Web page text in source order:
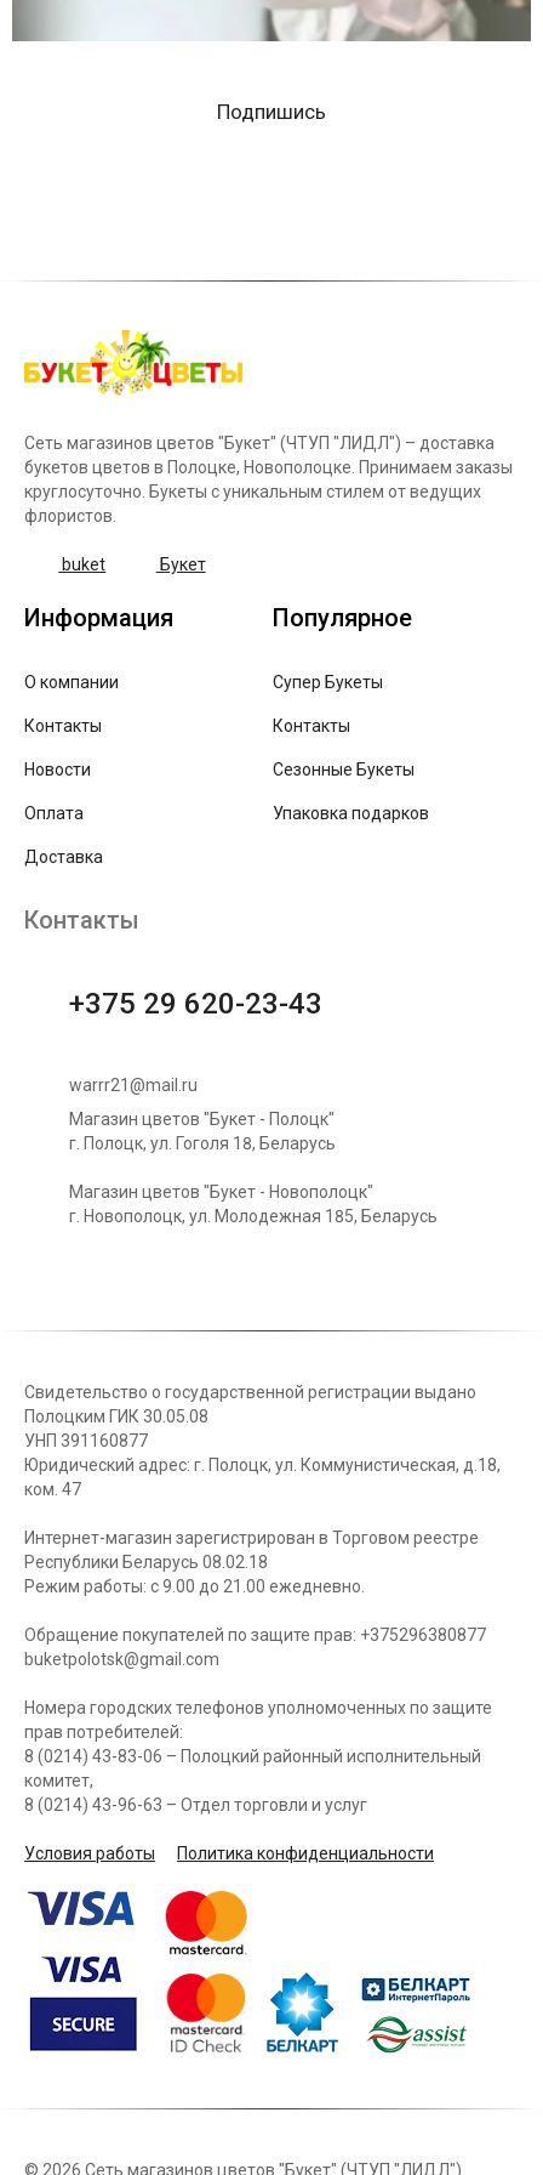
Подпишись
Сеть магазинов цветов "Букет" (ЧТУП "ЛИДЛ") – доставка
букетов цветов в Полоцке, Новополоцке. Принимаем заказы
круглосуточно. Букеты с уникальным стилем от ведущих
флористов.
buket Букет
Информация
О компании
Контакты
Новости
Оплата
Доставка
Популярное
Супер Букеты
Контакты
Сезонные Букеты
Упаковка подарков
Контакты
+375 29 620-23-43
warrr21@mail.ru
Магазин цветов "Букет - Полоцк"
г. Полоцк, ул. Гоголя 18, Беларусь
Магазин цветов "Букет - Новополоцк"
г. Новополоцк, ул. Молодежная 185, Беларусь
Свидетельство о государственной регистрации выдано
Полоцким ГИК 30.05.08
УНП 391160877
Юридический адрес: г. Полоцк, ул. Коммунистическая, д.18,
ком. 47
Интернет-магазин зарегистрирован в Торговом реестре
Республики Беларусь 08.02.18
Режим работы: с 9.00 до 21.00 ежедневно.
Обращение покупателей по защите прав: +375296380877
buketpolotsk@gmail.com
Номера городских телефонов уполномоченных по защите
прав потребителей:
8 (0214) 43-83-06 – Полоцкий районный исполнительный
комитет,
8 (0214) 43-96-63 – Отдел торговли и услуг
Условия работы Политика конфиденциальности
© 2026 Сеть магазинов цветов "Букет" (ЧТУП "ЛИДЛ")